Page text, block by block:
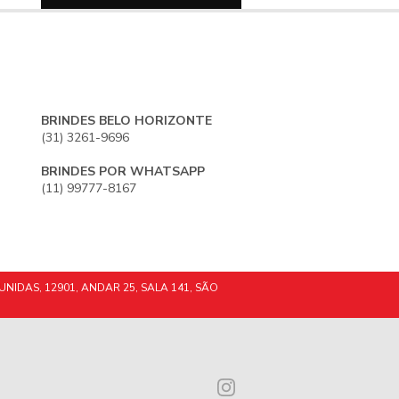
BRINDES BELO HORIZONTE
(31) 3261-9696
BRINDES POR WHATSAPP
(11) 99777-8167
12901, ANDAR 25, SALA 141, SÃO